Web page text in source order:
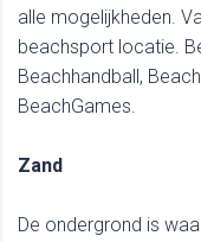
alle mogelijkheden.
beachsport locatie.
Beachhandball,
BeachGames.
Zand
De ondergrond is